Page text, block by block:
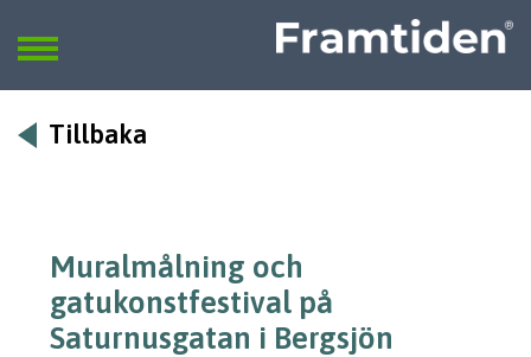
SÖK
Tillbaka
Muralmålning och
gatukonstfestival på
Saturnusgatan i Bergsjön